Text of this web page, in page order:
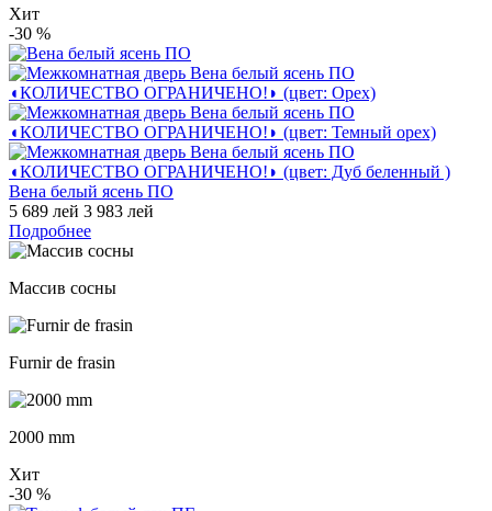
Хит
-30 %
Вена белый ясень ПО
5 689 лей 3 983 лей
Подробнее
Массив сосны
Furnir de frasin
2000 mm
Хит
-30 %